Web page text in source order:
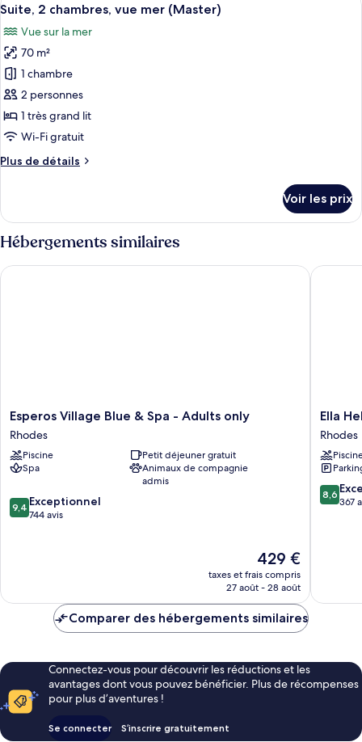
de
Suite,
chambre
toutes
les
photos
pour
ce
type
de
chambre :
Suite,
vue
mer
9
Suite, 2 chambres, vue mer (Master)
Vue sur la mer
70 m²
1 chambre
2 personnes
1 très grand lit
Wi-Fi gratuit
Plus de détails
Plus
le
type
de
Suite,
Voir les prix
Hébergements similaires
Esperos
Village
Blue
&
Spa
Adults
only
Esperos Village Blue & Spa - Adults only
Rhodes
Piscine
Petit déjeuner gratuit
Spa
Animaux de compagnie
admis
9.4
sur
9,4 Exceptionnel
744 avis
Le
nouveau
prix
de
429 €
taxes et frais compris
27 août - 28 août
Esperos Village Blue & Spa - Adults only
Ella
Helea
Rhodes
Ella
Rhodes
8.6
sur
8,6
367
Ella
Comparer des hébergements similaires
Connectez-vous pour découvrir les réductions et les
avantages dont vous pouvez bénéficier. Plus de récompenses
pour plus d’aventures !
Se connecter S’inscrire gratuitement